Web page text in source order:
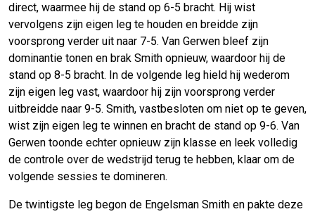
direct, waarmee hij de stand op 6-5 bracht. Hij wist
vervolgens zijn eigen leg te houden en breidde zijn
voorsprong verder uit naar 7-5. Van Gerwen bleef zijn
dominantie tonen en brak Smith opnieuw, waardoor hij de
stand op 8-5 bracht. In de volgende leg hield hij wederom
zijn eigen leg vast, waardoor hij zijn voorsprong verder
uitbreidde naar 9-5. Smith, vastbesloten om niet op te geven,
wist zijn eigen leg te winnen en bracht de stand op 9-6. Van
Gerwen toonde echter opnieuw zijn klasse en leek volledig
de controle over de wedstrijd terug te hebben, klaar om de
volgende sessies te domineren.
De twintigste leg begon de Engelsman Smith en pakte deze